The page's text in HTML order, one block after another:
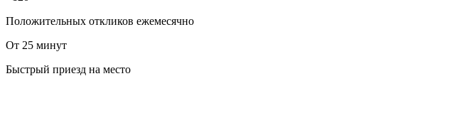
Положительных откликов ежемесячно
От 25 минут
Быстрый приезд на место